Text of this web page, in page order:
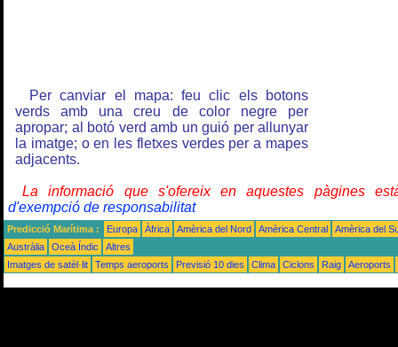
Per canviar el mapa: feu clic els botons
verds amb una creu de color negre per
apropar; al botó verd amb un guió per allunyar
la imatge; o en les fletxes verdes per a mapes
adjacents.
La informació que s'ofereix en aquestes pàgines
d'exempció de responsabilitat
Predicció Marítima : Europa Àfrica Amèrica del Nord Amèrica Central
Amèrica del
Austràlia
Oceà Índic
Altres
Imatges de satèl·lit
Temps aeroports Previsió 10 dies Clima Ciclons Raig Aeroports